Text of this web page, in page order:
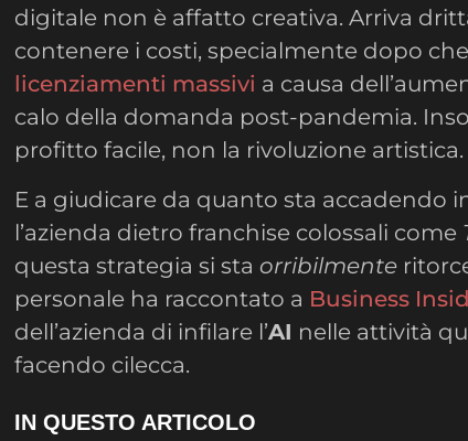
digitale non è affatto creativa. Arriva
contenere i costi, specialmente dopo
licenziamenti massivi a causa
calo della domanda post-pandemia.
profitto facile, non la rivoluzione artistica.
E a giudicare da quanto sta accadendo
l’azienda dietro franchise colossali come
questa strategia si sta orribilmente
personale ha raccontato a Business
dell’azienda di infilare l’AI nelle attività
facendo cilecca.
IN QUESTO ARTICOLO